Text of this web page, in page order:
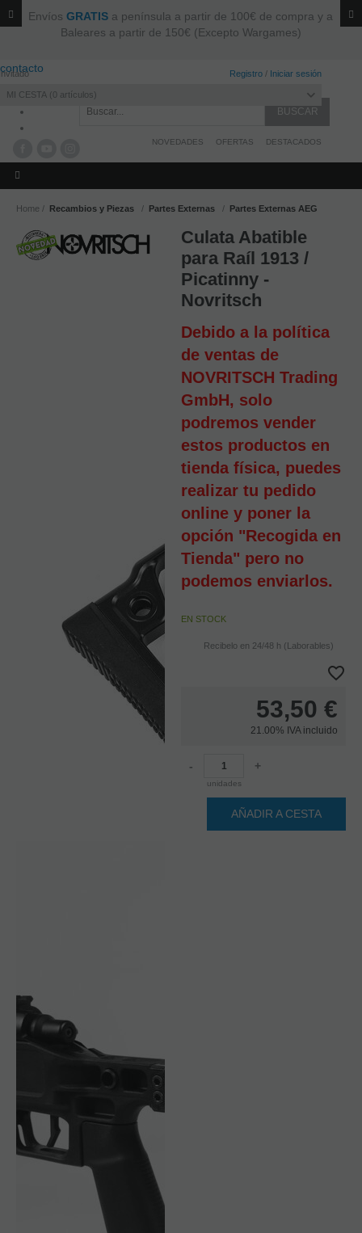
EnvíosGRATIS a península a partir de 100€ de compra y a
Baleares a partir de 150€ (Excepto Wargames)
contacto Registro / Iniciar sesión
MI CESTA 0 artículos
NOVEDADES OFERTAS DESTACADOS
Home Recambios y Piezas Partes Externas Partes Externas AEG
Culata Abatible
para Raíl 1913 /
Picatinny -
Novritsch
Debido a la política
de ventas de
NOVRITSCH Trading
GmbH, solo
podremos vender
estos productos en
tienda física, puedes
realizar tu pedido
online y poner la
opción "Recogida en
Tienda" pero no
podemos enviarlos.
EN STOCK
Recibelo en 24/48 h (Laborables)
53,50 €
21.00% IVA incluido
-
unidades
+
AÑADIR A CESTA